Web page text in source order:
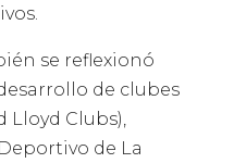
se reflexionó
de clubes
Lloyd Clubs),
de La